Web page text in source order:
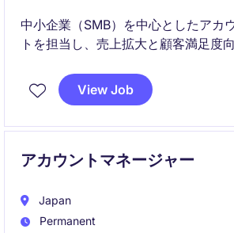
中小企業（SMB）を中心としたアカ
トを担当し、売上拡大と顧客満足度
と、クロスファンクショナルなチー
られます。
View Job
アカウントマネージャー
Japan
Permanent